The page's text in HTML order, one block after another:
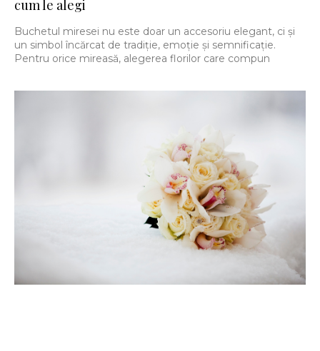
cum le alegi
Buchetul miresei nu este doar un accesoriu elegant, ci și
un simbol încărcat de tradiție, emoție și semnificație.
Pentru orice mireasă, alegerea florilor care compun